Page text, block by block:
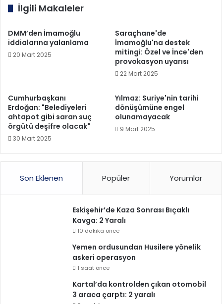
İlgili Makaleler
DMM’den İmamoğlu
iddialarına yalanlama
20 Mart 2025
Saraçhane'de
İmamoğlu'na destek
mitingi: Özel ve İnce'den
provokasyon uyarısı
22 Mart 2025
Cumhurbaşkanı
Erdoğan: "Belediyeleri
ahtapot gibi saran suç
örgütü deşifre olacak"
30 Mart 2025
Yılmaz: Suriye'nin tarihi
dönüşümüne engel
olunamayacak
9 Mart 2025
Son Eklenen Popüler Yorumlar
Eskişehir’de Kaza Sonrası Bıçaklı
Kavga: 2 Yaralı
10 dakika önce
Yemen ordusundan Husilere yönelik
askeri operasyon
1 saat önce
Kartal’da kontrolden çıkan otomobil
3 araca çarptı: 2 yaralı